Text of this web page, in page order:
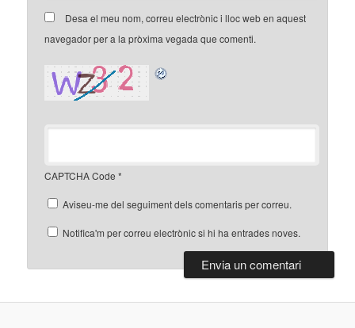
Desa el meu nom, correu electrònic i lloc web en aquest
navegador per a la pròxima vegada que comenti.
CAPTCHA Code *
Aviseu-me del seguiment dels comentaris per correu.
Notifica'm per correu electrònic si hi ha entrades noves.